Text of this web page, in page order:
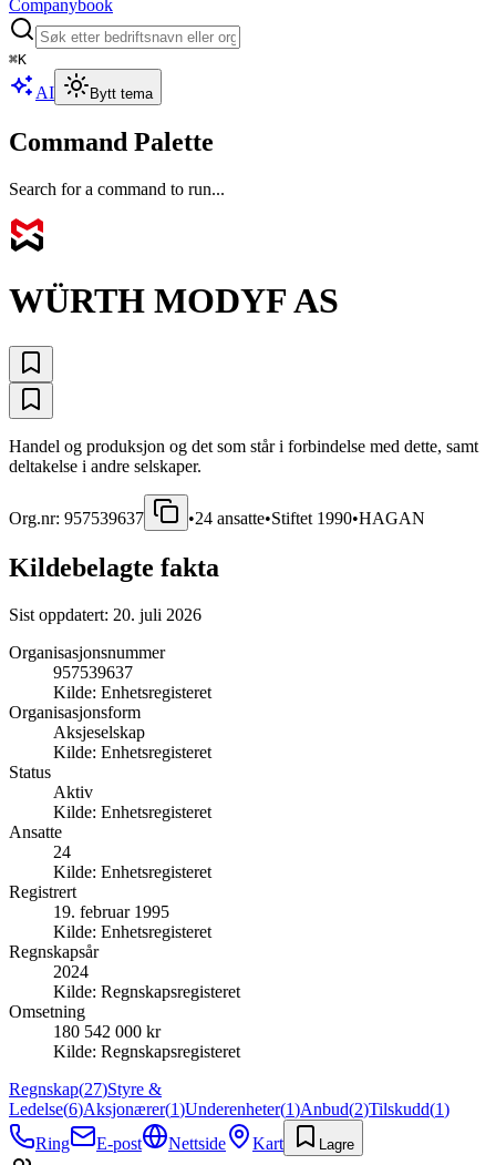
Companybook
⌘K
AI Bytt tema
Command Palette
Search for a command to run...
WÜRTH MODYF AS
Handel og produksjon og det som står i forbindelse med dette, samt
deltakelse i andre selskaper.
Org.nr: 957539637 •24 ansatte•Stiftet 1990•HAGAN
Kildebelagte fakta
Sist oppdatert: 20. juli 2026
Organisasjonsnummer
957539637
Kilde: Enhetsregisteret
Organisasjonsform
Aksjeselskap
Kilde: Enhetsregisteret
Status
Aktiv
Kilde: Enhetsregisteret
Ansatte
24
Kilde: Enhetsregisteret
Registrert
19. februar 1995
Kilde: Enhetsregisteret
Regnskapsår
2024
Kilde: Regnskapsregisteret
Omsetning
180 542 000 kr
Kilde: Regnskapsregisteret
Regnskap(27)Styre &
Ledelse(6)Aksjonærer(1)Underenheter(1)Anbud(2)Tilskudd(1)
Ring
E-post Nettside Kart Lagre